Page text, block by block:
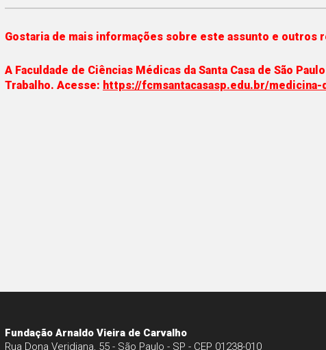
Gostaria de mais informações sobre este assunto e outros
A Faculdade de Ciências Médicas da Santa Casa de São
Trabalho. Acesse: https://fcmsantacasasp.edu.br/
Fundação Arnaldo Vieira de Carvalho
Rua Dona Veridiana, 55 - São Paulo - SP - CEP 01238-010